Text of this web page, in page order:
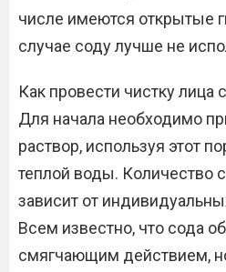
числе имеются открытые
случае соду лучше не
Как провести чистку лица
Для начала необходимо
раствор, используя этот
теплой воды. Количество
зависит от
Всем известно, что сода
смягчающим действием,